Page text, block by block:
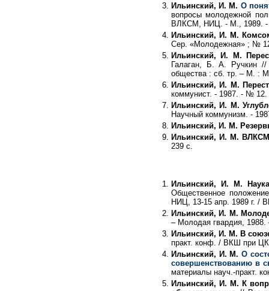
Ильинский, И. М. О
вопросы молодежной
ВЛКСМ, НИЦ. - М., 1989. -
Ильинский, И. М.
Сер. «Молодежная» ; №
Ильинский, И. М.
Галаган, Б. А. Ручкин //
общества : сб. тр. – М. :
Ильинский, И. М.
коммунист. - 1987. - №
Ильинский, И. М.
Научный коммунизм. -
Ильинский, И. М.
Ильинский, И. М. ВЛКСМ
239 с.
Ильинский, И. М.
Общественное
НИЦ, 13-15 апр. 1989 г.
Ильинский, И. М.
– Молодая гвардия, 1988.
Ильинский, И. М. В
практ. конф. / ВКШ при
Ильинский, И. М.О
совершенствованию в
материалы науч.-
Ильинский, И. М. К